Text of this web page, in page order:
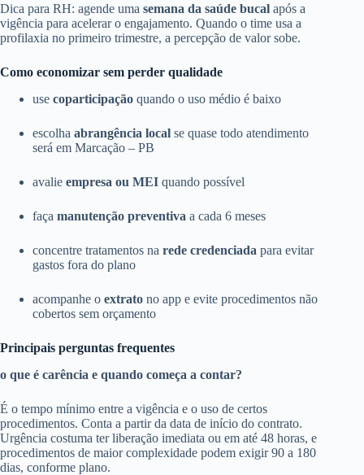
Dica para RH: agende uma semana da saúde bucal após a
vigência para acelerar o engajamento. Quando o time usa a
profilaxia no primeiro trimestre, a percepção de valor sobe.
Como economizar sem perder qualidade
use coparticipação quando o uso médio é baixo
escolha abrangência local se quase todo atendimento
será em Marcação – PB
avalie empresa ou MEI quando possível
faça manutenção preventiva a cada 6 meses
concentre tratamentos na rede credenciada para evitar
gastos fora do plano
acompanhe o extrato no app e evite procedimentos não
cobertos sem orçamento
Principais perguntas frequentes
o que é carência e quando começa a contar?
É o tempo mínimo entre a vigência e o uso de certos
procedimentos. Conta a partir da data de início do contrato.
Urgência costuma ter liberação imediata ou em até 48 horas, e
procedimentos de maior complexidade podem exigir 90 a 180
dias, conforme plano.